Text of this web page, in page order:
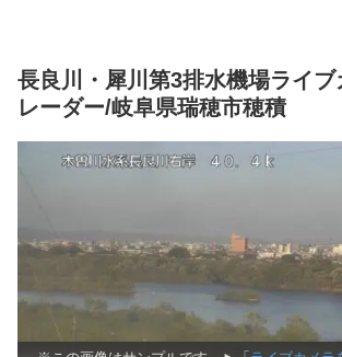
長良川・犀川第3排水機場ライ
レーダー/岐阜県瑞穂市穂積